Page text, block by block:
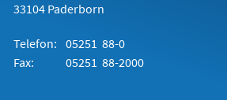
33104 Paderborn
Telefon: 05251 88-0
Fax:
05251 88-2000